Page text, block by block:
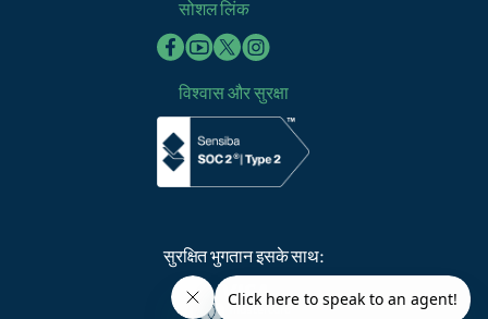
सोशल लिंक
विश्वास और सुरक्षा
सुरक्षित भुगतान इसके साथ: